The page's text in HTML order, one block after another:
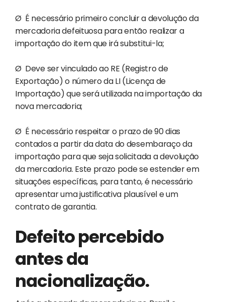
Ø É necessário primeiro concluir a devolução da
mercadoria defeituosa para então realizar a
importação do item que irá substitui-la;
Ø Deve ser vinculado ao RE (Registro de
Exportação) o número da LI (Licença de
Importação) que será utilizada na importação da
nova mercadoria;
Ø É necessário respeitar o prazo de 90 dias
contados a partir da data do desembaraço da
importação para que seja solicitada a devolução
da mercadoria. Este prazo pode se estender em
situações específicas, para tanto, é necessário
apresentar uma justificativa plausível e um
contrato de garantia.
Defeito percebido
antes da
nacionalização.